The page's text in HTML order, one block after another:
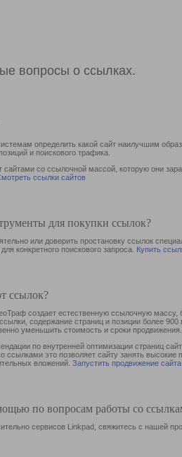
вопросы о ссылках.
определить какой сайт наилучшим
и поискового трафика.
со ссылочной массой, которую они
ссылки сайтов
для покупки ссылок?
или доверить простановку ссылок
конкретного поискового запроса. Купить
ссылок?
создает естественную ссылочную
содержание страниц и позиции более
уменьшить стоимость и сроки продвижения.
по внутренней оптимизации страниц
ссылками это позволяет сайту занять
вложений. Запустить продвижение сайта
по вопросам работы со
сервисов Linkpad, свяжитесь с нашей